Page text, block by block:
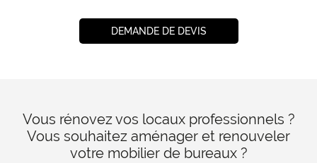
DEMANDE DE DEVIS
Vous rénovez vos locaux professionnels ?
Vous souhaitez aménager et renouveler
votre mobilier de bureaux ?